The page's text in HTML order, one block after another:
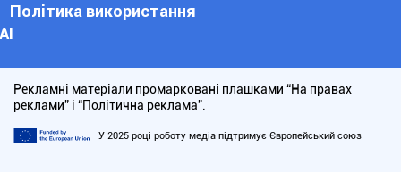
Політика використання
АІ
Рекламні матеріали промарковані плашками “На правах
реклами” і “Політична реклама”.
У 2025 році роботу медіа підтримує Європейський союз